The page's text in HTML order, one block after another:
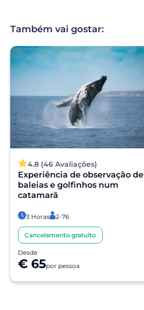
Também vai gostar:
4.8 (46 Avaliações)
Experiência de observação de
baleias e golfinhos num
catamarã
3 Horas 2-76
Cancelamento gratuito
Desde
€ 65por pessoa